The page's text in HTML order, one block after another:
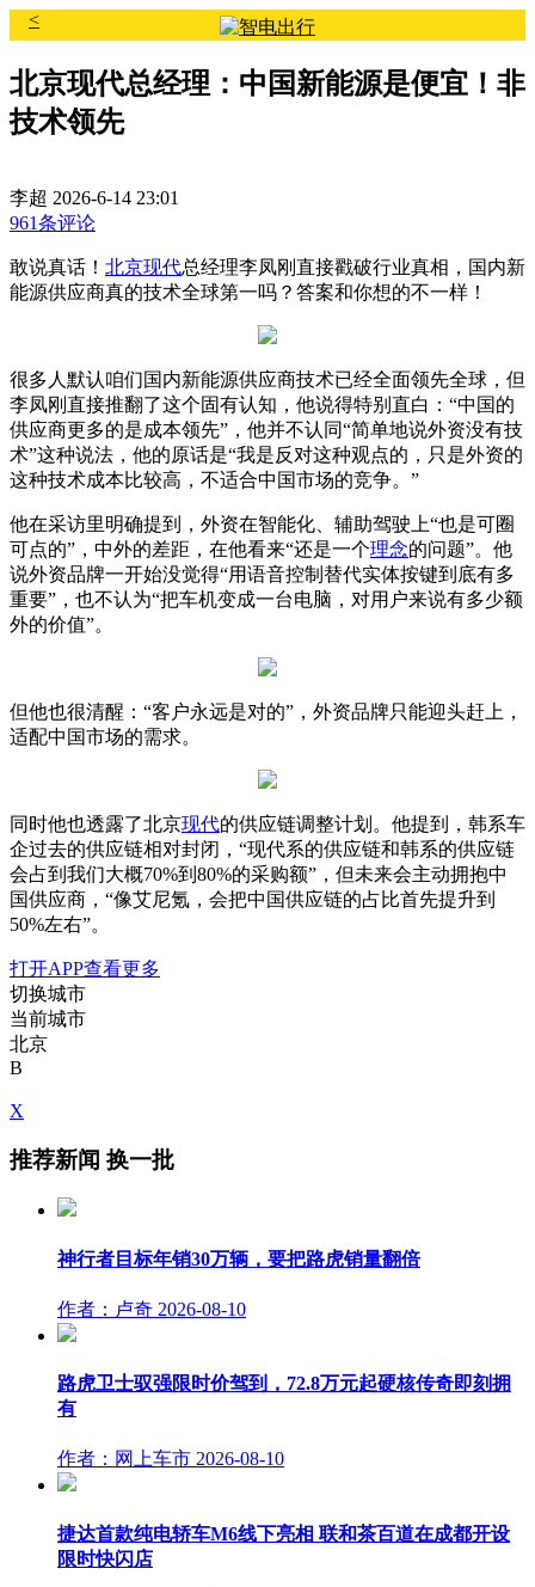
<
北京现代总经理：中国新能源是便宜！非
技术领先
李超 2026-6-14 23:01
961条评论
敢说真话！ 北京现代总经理李凤刚直接戳破行业真相，国内新
能源供应商真的技术全球第一吗？答案和你想的不一样！
很多人默认咱们国内新能源供应商技术已经全面领先全球，但
李凤刚直接推翻了这个固有认知，他说得特别直白：“中国的
供应商更多的是成本领先”，他并不认同“简单地说外资没有技
术”这种说法，他的原话是“我是反对这种观点的，只是外资的
这种技术成本比较高，不适合中国市场的竞争。”
他在采访里明确提到，外资在智能化、辅助驾驶上“也是可圈
可点的”，中外的差距，在他看来“还是一个理念的问题”。他
说外资品牌一开始没觉得“用语音控制替代实体按键到底有多
重要”，也不认为“把车机变成一台电脑，对用户来说有多少额
外的价值”。
但他也很清醒：“客户永远是对的”，外资品牌只能迎头赶上，
适配中国市场的需求。
同时他也透露了北京现代的供应链调整计划。他提到，韩系车
企过去的供应链相对封闭，“现代系的供应链和韩系的供应链
会占到我们大概70%到80%的采购额”，但未来会主动拥抱中
国供应商，“像艾尼氪，会把中国供应链的占比首先提升到
50%左右”。
打开APP查看更多
切换城市
当前城市
北京
B
X
推荐新闻 换一批
神行者目标年销30万辆，要把路虎销量翻倍
作者：卢奇 2026-08-10
路虎卫士驭强限时价驾到，72.8万元起硬核传奇即刻拥
有
作者：网上车市 2026-08-10
捷达首款纯电轿车M6线下亮相 联和茶百道在成都开设
限时快闪店